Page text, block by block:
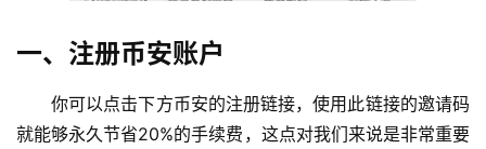
一、注册币安账户
你可以点击下方币安的注册链接，使用此链接的邀请码
就能够永久节省20%的手续费，这点对我们来说是非常重要